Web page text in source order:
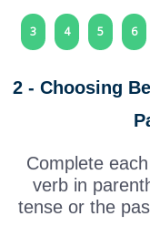
3 4 5 6
2 - Choosing
Complete
verb in
tense or the